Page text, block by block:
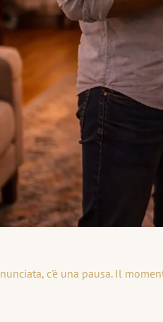
c'è una pausa. Il